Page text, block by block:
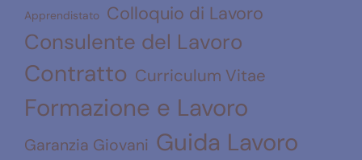
Apprendistato Colloquio di Lavoro
Consulente del Lavoro
Contratto Curriculum Vitae
Formazione e Lavoro
Garanzia Giovani Guida Lavoro